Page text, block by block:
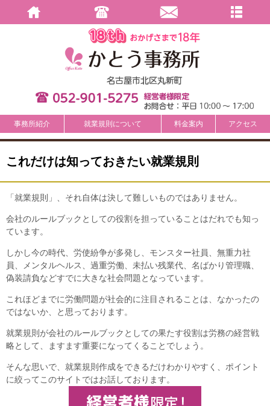
事務所紹介 就業規則について 料金案内 アクセス
これだけは知っておきたい就業規則
「就業規則」、それ自体は決して難しいものではありません。
会社のルールブックとしての役割を担っていることはだれでも知っ
ています。
しかし今の時代、労使紛争が多発し、モンスター社員、無重力社
員、メンタルヘルス、過重労働、未払い残業代、名ばかり管理職、
偽装請負などすでに大きな社会問題となっています。
これほどまでに労働問題が社会的に注目されることは、なかったの
ではないか、と思っております。
就業規則が会社のルールブックとしての果たす役割は労務の経営戦
略として、ますます重要になってくることでしょう。
そんな思いで、就業規則作成をできるだけわかりやすく、ポイント
に絞ってこのサイトではお話しております。